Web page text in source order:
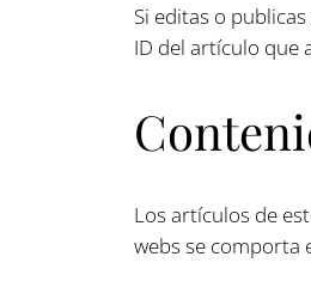
Si editas o
ID del artículo que
Los artículos de
webs se comporta